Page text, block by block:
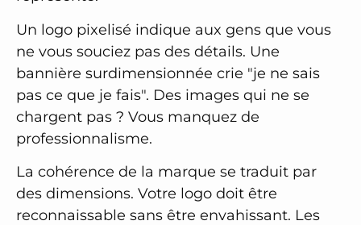
Un logo pixelisé indique aux gens que vous
ne vous souciez pas des détails. Une
bannière surdimensionnée crie "je ne sais
pas ce que je fais". Des images qui ne se
chargent pas ? Vous manquez de
professionnalisme.
La cohérence de la marque se traduit par
des dimensions. Votre logo doit être
reconnaissable sans être envahissant. Les